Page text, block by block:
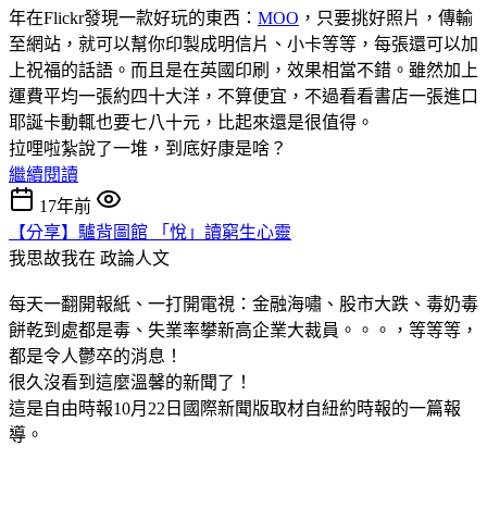
年在Flickr發現一款好玩的東西： MOO ，只要挑好照片，傳輸
至網站，就可以幫你印製成明信片、小卡等等，每張還可以加
上祝福的話語。而且是在英國印刷，效果相當不錯。雖然加上
運費平均一張約四十大洋，不算便宜，不過看看書店一張進口
耶誕卡動輒也要七八十元，比起來還是很值得。
拉哩啦紮說了一堆，到底好康是啥？
繼續閱讀
17年前
【分享】驢背圖館 「悅」讀窮生心靈
我思故我在 政論人文
每天一翻開報紙、一打開電視：金融海嘯、股市大跌、毒奶毒
餅乾到處都是毒、失業率攀新高企業大裁員。。。，等等等，
都是令人鬱卒的消息！
很久沒看到這麼溫馨的新聞了！
這是自由時報10月22日國際新聞版取材自紐約時報的一篇報
導。